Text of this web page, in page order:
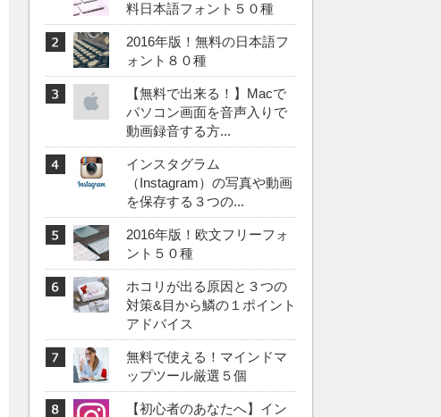
料日本語フォント５０種
2016年版！無料の日本語フ
ォント８０種
【無料で出来る！】Macで
パソコン画面を音声入りで
動画録音する方...
インスタグラム
（Instagram）の写真や動画
を保存する３つの...
2016年版！欧文フリーフォ
ント５０種
ホコリが出る原因と３つの
対策&目から鱗の１ポイント
アドバイス
無料で使える！マインドマ
ップツール厳選５個
【初心者のあなたへ】イン